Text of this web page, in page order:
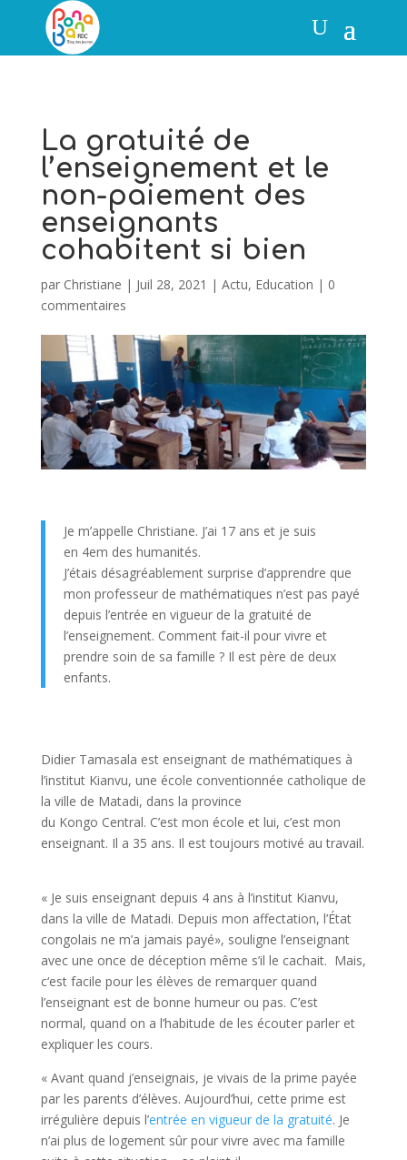
La gratuité de
l’enseignement et le
non-paiement des
enseignants
cohabitent si bien
par Christiane | Juil 28, 2021 | Actu, Education | 0
commentaires
Je m’appelle Christiane. J’ai 17 ans et je suis
en 4em des humanités.
J’étais désagréablement surprise d’apprendre que
mon professeur de mathématiques n’est pas payé
depuis l’entrée en vigueur de la gratuité de
l’enseignement. Comment fait-il pour vivre et
prendre soin de sa famille ?Il est père de deux
enfants.
Didier Tamasala est enseignant de mathématiques à
l’institut Kianvu, une école conventionnée catholique de
la ville de Matadi, dans la province
du Kongo Central. C’est mon école et lui, c’est mon
enseignant. Il a 35 ans. Il est toujours motivé au travail.
« Je suis enseignant depuis 4 ans à l’institut Kianvu,
dans la ville de Matadi. Depuis mon affectation, l’État
congolais ne m’a jamais payé», souligne l’enseignant
avec une once de déception même s’il le cachait. Mais,
c‘estfacile pour les élèves de remarquer quand
l’enseignant est de bonne humeur ou pas. C’est
normal, quand on a l’habitude de les écouter parler et
expliquer les cours.
« Avant quand j’enseignais, je vivais de la prime payée
par les parents d’élèves. Aujourd’hui, cette prime est
irrégulière depuis l’entrée en vigueur de la gratuité. Je
n’ai plus de logement sûr pour vivre avec ma famille